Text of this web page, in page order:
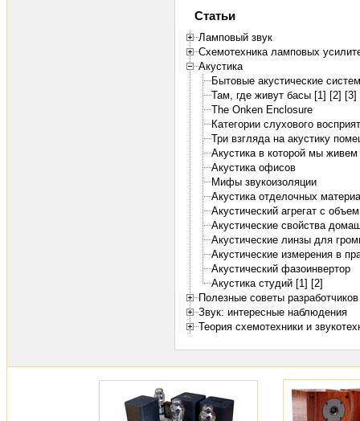
Статьи
Ламповый звук
Схемотехника ламповых
Акустика
Бытовые акустические
Там, где живут басы [1] [2] [3]
The Onken Enclosure
Категории слухового
Три взгляда на акустику
Акустика в которой мы
Акустика офисов
Мифы звукоизоляции
Акустика отделочных
Акустический агрегат с
Акустические свойства
Акустические линзы для
Акустические измерения в
Акустический фазоинвертор
Акустика студий [1] [2]
Полезные советы
Звук: интересные наблюдения
Теория схемотехники и